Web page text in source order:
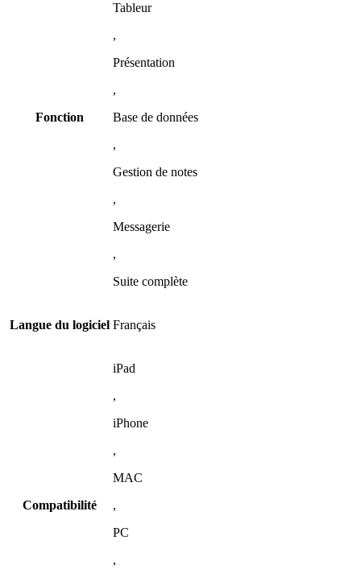
Fonction
Tableur
,
Présentation
,
Base de données
,
Gestion de notes
,
Messagerie
,
Suite complète
Langue du logiciel Français
Compatibilité
iPad
,
iPhone
,
MAC
,
PC
,